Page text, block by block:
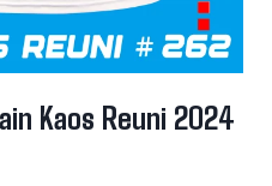
Kaos Reuni 2024